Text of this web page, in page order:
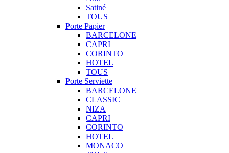
Satiné
TOUS
Porte Papier
BARCELONE
CAPRI
CORINTO
HOTEL
TOUS
Porte Serviette
BARCELONE
CLASSIC
NIZA
CAPRI
CORINTO
HOTEL
MONACO